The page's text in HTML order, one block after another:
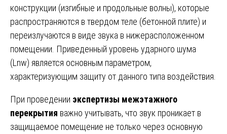
конструкции (изгибные и продольные волны), которые
распространяются в твердом теле (бетонной плите) и
переизлучаются в виде звука в нижерасположенном
помещении. Приведенный уровень ударного шума
(Lnw) является основным параметром,
характеризующим защиту от данного типа воздействия.
При проведении экспертизы межэтажного
перекрытия важно учитывать, что звук проникает в
защищаемое помещение не только через основную